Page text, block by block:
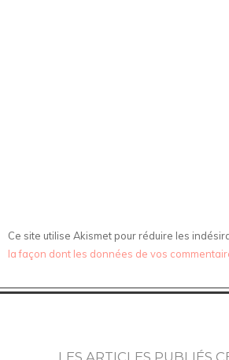
Ce site utilise Akismet pour réduire les
la façon dont les données de vos